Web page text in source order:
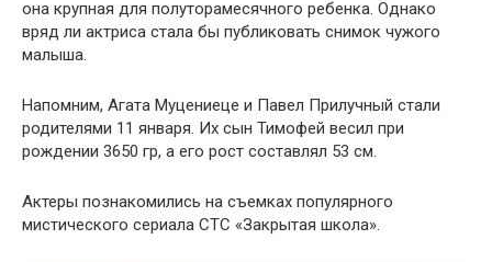
она крупная для полуторамесячного ребенка. Однако
вряд ли актриса стала бы публиковать снимок чужого
малыша.
Напомним, Агата Муцениеце и Павел Прилучный стали
родителями 11 января. Их сын Тимофей весил при
рождении 3650 гр, а его рост составлял 53 см.
Актеры познакомились на съемках популярного
мистического сериала СТС «Закрытая школа».